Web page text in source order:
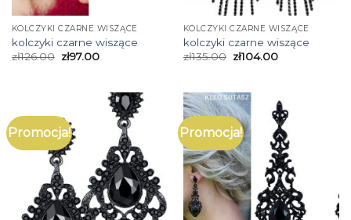
KOLCZYKI CZARNE WISZĄCE
kolczyki czarne wiszące
zł126.00 zł97.00
KOLCZYKI CZARNE WISZĄCE
kolczyki czarne wiszące
zł135.00 zł104.00
Promocja! Promocja!